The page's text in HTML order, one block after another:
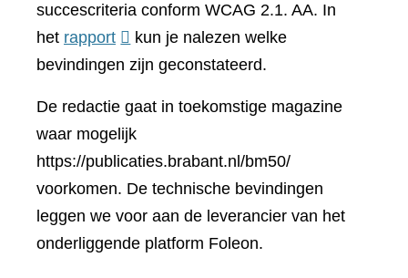
succescriteria conform WCAG 2.1. AA. In
het rapport(verwijst
naar
andere
website)
kun je nalezen welke
bevindingen zijn geconstateerd.
De redactie gaat in toekomstige magazine
waar mogelijk
https://publicaties.brabant.nl/bm50/
voorkomen. De technische bevindingen
leggen we voor aan de leverancier van het
onderliggende platform Foleon.